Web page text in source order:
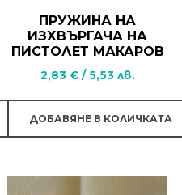
ПРУЖИНА НА
ИЗХВЪРГАЧА НА
ПИСТОЛЕТ МАКАРОВ
2,83 € /5,53 лв.
ДОБАВЯНЕ В КОЛИЧКАТА